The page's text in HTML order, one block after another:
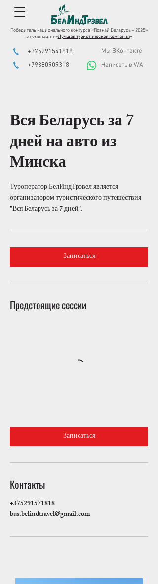
Победитель национального конкурса «Познай Беларусь – 2025»
в номинации «Лучшая туристическая компания»
+375291541818
Мы ВКонтакте
+79380909318
Написать в WA
Вся Беларусь за 7
дней на авто из
Минска
Туроператор БелИндТрэвел является
организатором туристического путешествия
"Вся Беларусь за 7 дней".
Записаться
Предстоящие сессии
Записаться
Контакты
+375291571818
bus.belindtravel@gmail.com